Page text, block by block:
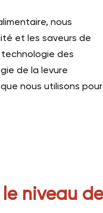
nous
et les saveurs de
technologie des
de la levure
nous utilisons pour
le niveau